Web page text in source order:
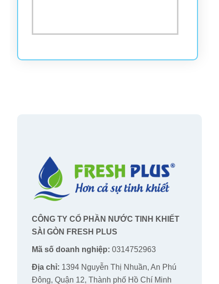
CÔNG TY CỔ PHẦN NƯỚC TINH KHIẾT
SÀI GÒN FRESH PLUS
Mã số doanh nghiệp: 0314752963
Địa chỉ: 1394 Nguyễn Thị Nhuần, An Phú
Đông, Quận 12, Thành phố Hồ Chí Minh